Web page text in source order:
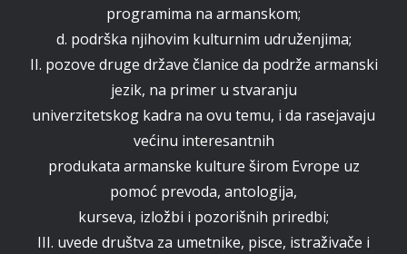
programima na armanskom;
d. podrška njihovim kulturnim udruženjima;
II. pozove druge države članice da podrže armanski
jezik, na primer u stvaranju
univerzitetskog kadra na ovu temu, i da rasejavaju
većinu interesantnih
produkata armanske kulture širom Evrope uz
pomoć prevoda, antologija,
kurseva, izložbi i pozorišnih priredbi;
III. uvede društva za umetnike, pisce, istraživače i